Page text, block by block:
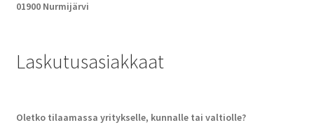
01900 Nurmijärvi
Laskutusasiakkaat
Oletko tilaamassa yritykselle, kunnalle tai valtiolle?